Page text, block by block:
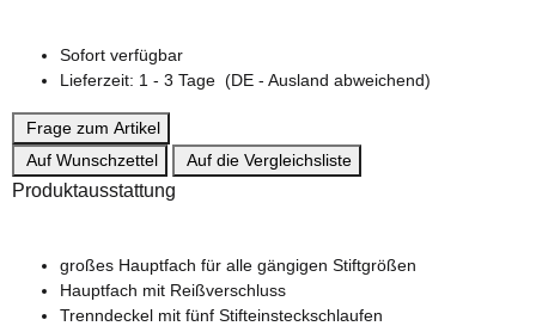
Sofort verfügbar
Lieferzeit: 1 - 3 Tage (DE - Ausland abweichend)
Frage zum Artikel
Auf Wunschzettel
Auf die Vergleichsliste
Produktausstattung
großes Hauptfach für alle gängigen Stiftgrößen
Hauptfach mit Reißverschluss
Trenndeckel mit fünf Stifteinsteckschlaufen